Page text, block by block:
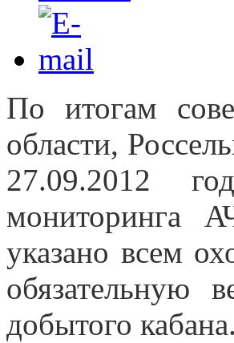
По итогам
области,
27.09.2012
мониторинга
указано всем
обязательную
добытого кабана.